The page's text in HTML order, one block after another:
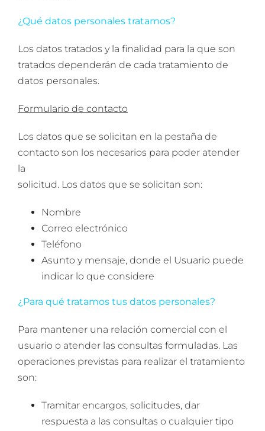
¿Qué datos personales tratamos?
Los datos tratados y la finalidad para la que son
tratados dependerán de cada tratamiento de
datos personales.
Formulario de contacto
Los datos que se solicitan en la pestaña de
contacto son los necesarios para poder atender
la
solicitud. Los datos que se solicitan son:
Nombre
Correo electrónico
Teléfono
Asunto y mensaje, donde el Usuario puede
indicar lo que considere
¿Para qué tratamos tus datos personales?
Para mantener una relación comercial con el
usuario o atender las consultas formuladas. Las
operaciones previstas para realizar el tratamiento
son:
Tramitar encargos, solicitudes, dar
respuesta a las consultas o cualquier tipo